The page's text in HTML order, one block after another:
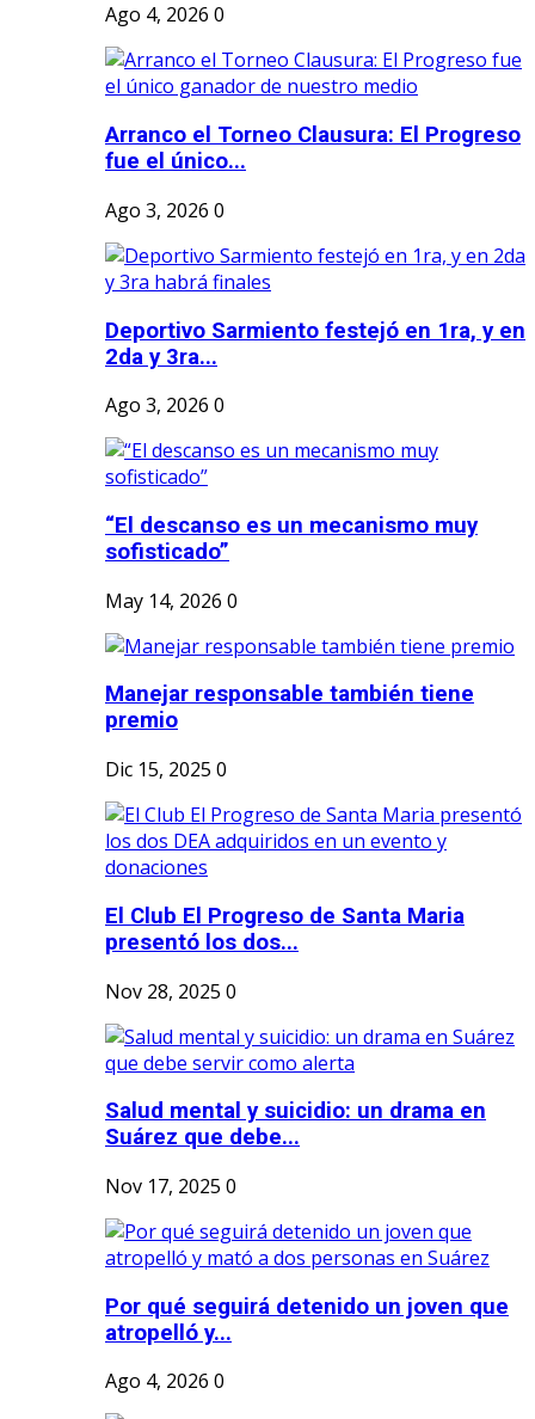
Ago 4, 2026 0
Arranco el Torneo Clausura: El Progreso
fue el único...
Ago 3, 2026 0
Deportivo Sarmiento festejó en 1ra, y en
2da y 3ra...
Ago 3, 2026 0
“El descanso es un mecanismo muy
sofisticado”
May 14, 2026 0
Manejar responsable también tiene
premio
Dic 15, 2025 0
El Club El Progreso de Santa Maria
presentó los dos...
Nov 28, 2025 0
Salud mental y suicidio: un drama en
Suárez que debe...
Nov 17, 2025 0
Por qué seguirá detenido un joven que
atropelló y...
Ago 4, 2026 0